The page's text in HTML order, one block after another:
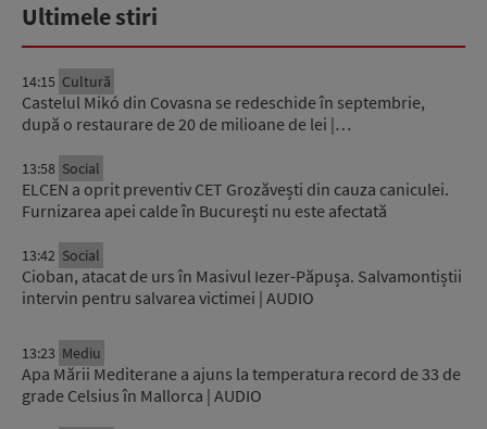
Ultimele stiri
14:15 Cultură
Castelul Mikó din Covasna se redeschide în septembrie,
după o restaurare de 20 de milioane de lei |…
13:58 Social
ELCEN a oprit preventiv CET Grozăvești din cauza caniculei.
Furnizarea apei calde în Bucureşti nu este afectată
13:42 Social
Cioban, atacat de urs în Masivul Iezer-Păpușa. Salvamontiștii
intervin pentru salvarea victimei | AUDIO
13:23 Mediu
Apa Mării Mediterane a ajuns la temperatura record de 33 de
grade Celsius în Mallorca | AUDIO